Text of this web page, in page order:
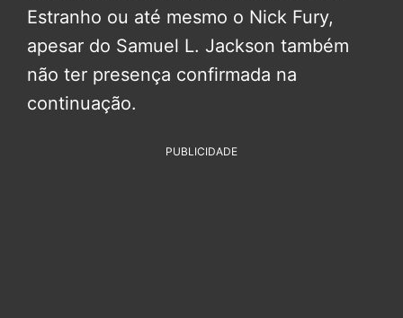
Estranho ou até mesmo o Nick Fury,
apesar do Samuel L. Jackson também
não ter presença confirmada na
continuação.
PUBLICIDADE